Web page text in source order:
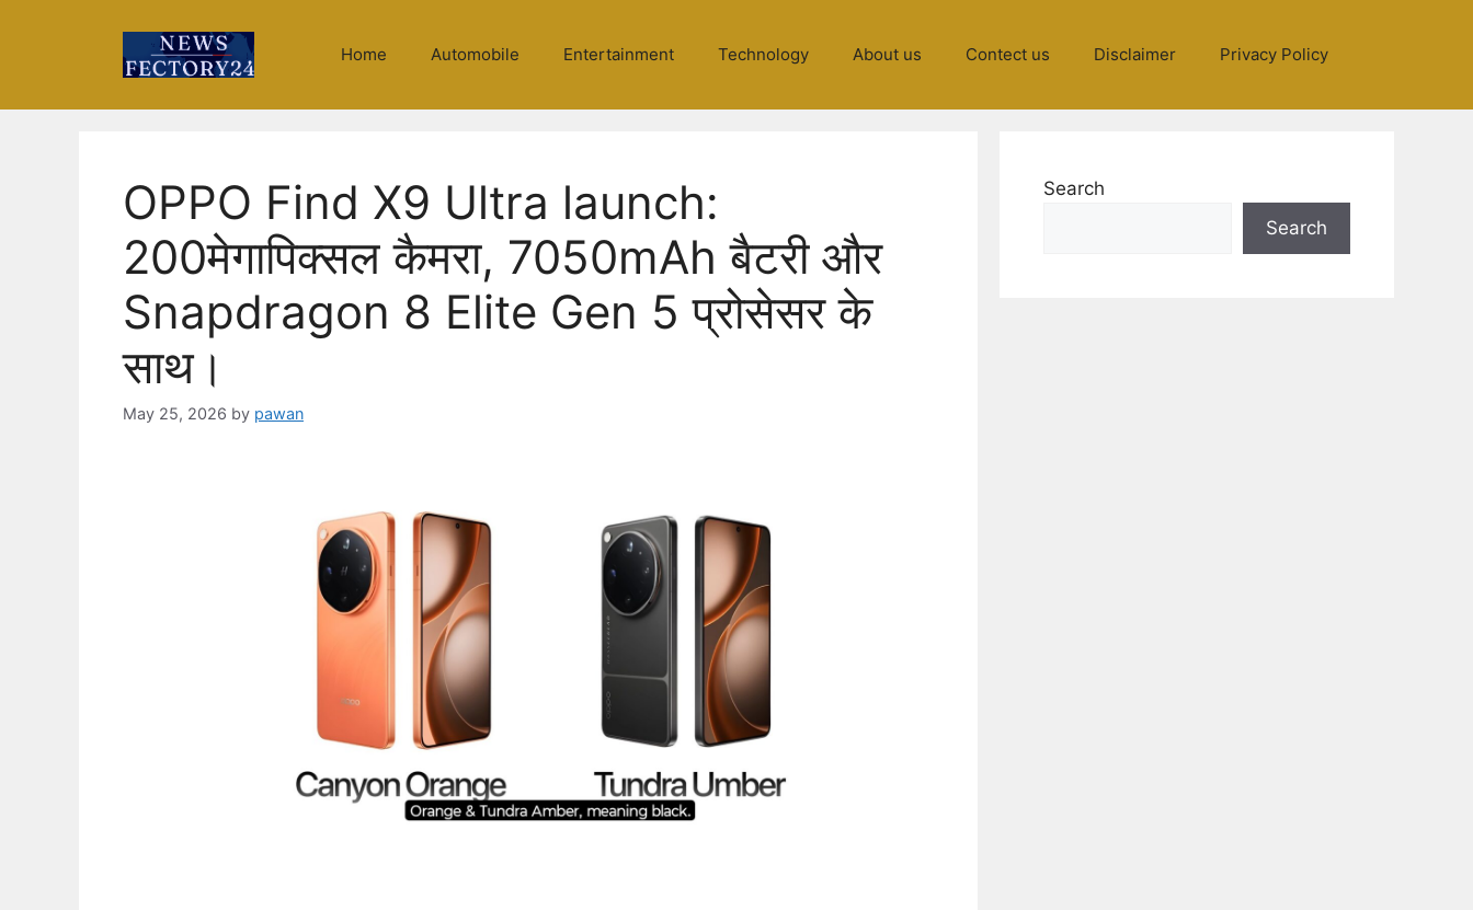
Home Automobile Entertainment Technology About us Contect us Disclaimer Privacy Policy
OPPO Find X9 Ultra launch:
200मेगापिक्सल कैमरा, 7050mAh बैटरी और
Snapdragon 8 Elite Gen 5 प्रोसेसर के
साथ।
May 25, 2026 by pawan
Search
Search